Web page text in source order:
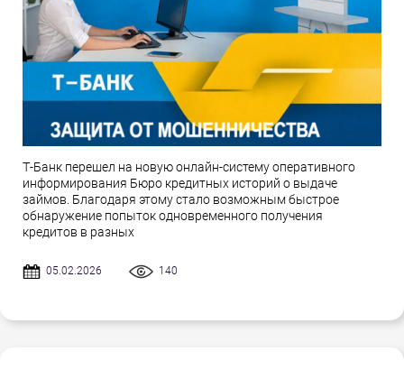
Т-Банк перешел на новую онлайн-систему оперативного
информирования Бюро кредитных историй о выдаче
займов. Благодаря этому стало возможным быстрое
обнаружение попыток одновременного получения
кредитов в разных
05.02.2026 140